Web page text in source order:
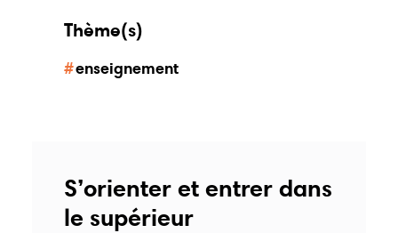
Thème(s)
enseignement
S’orienter et entrer dans
le supérieur